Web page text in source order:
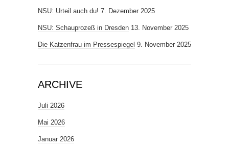
NSU: Urteil auch du! 7. Dezember 2025
NSU: Schauprozeß in Dresden 13. November 2025
Die Katzenfrau im Pressespiegel 9. November 2025
ARCHIVE
Juli 2026
Mai 2026
Januar 2026